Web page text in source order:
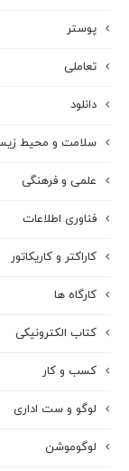
پوستر
تعاملی
دانلود
سلامت و محیط
علمی و فرهنگی
فناوری اطلاعات
کاراکتر و کاریکاتور
کارگاه ها
کتاب الکترونیکی
کسب و کار
لوگو و ست اداری
لوگوموشن